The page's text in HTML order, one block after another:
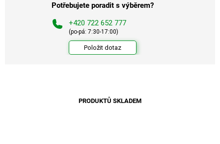
Potřebujete poradit s výběrem?
+420 722 652 777
(po-pá: 7:30-17:00)
Položit dotaz
PRODUKTŮ SKLADEM